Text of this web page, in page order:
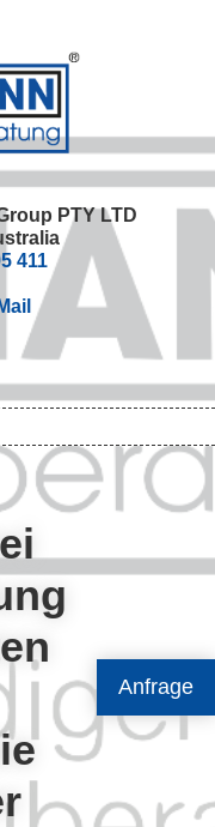
Anfrage
PTY LTD
411